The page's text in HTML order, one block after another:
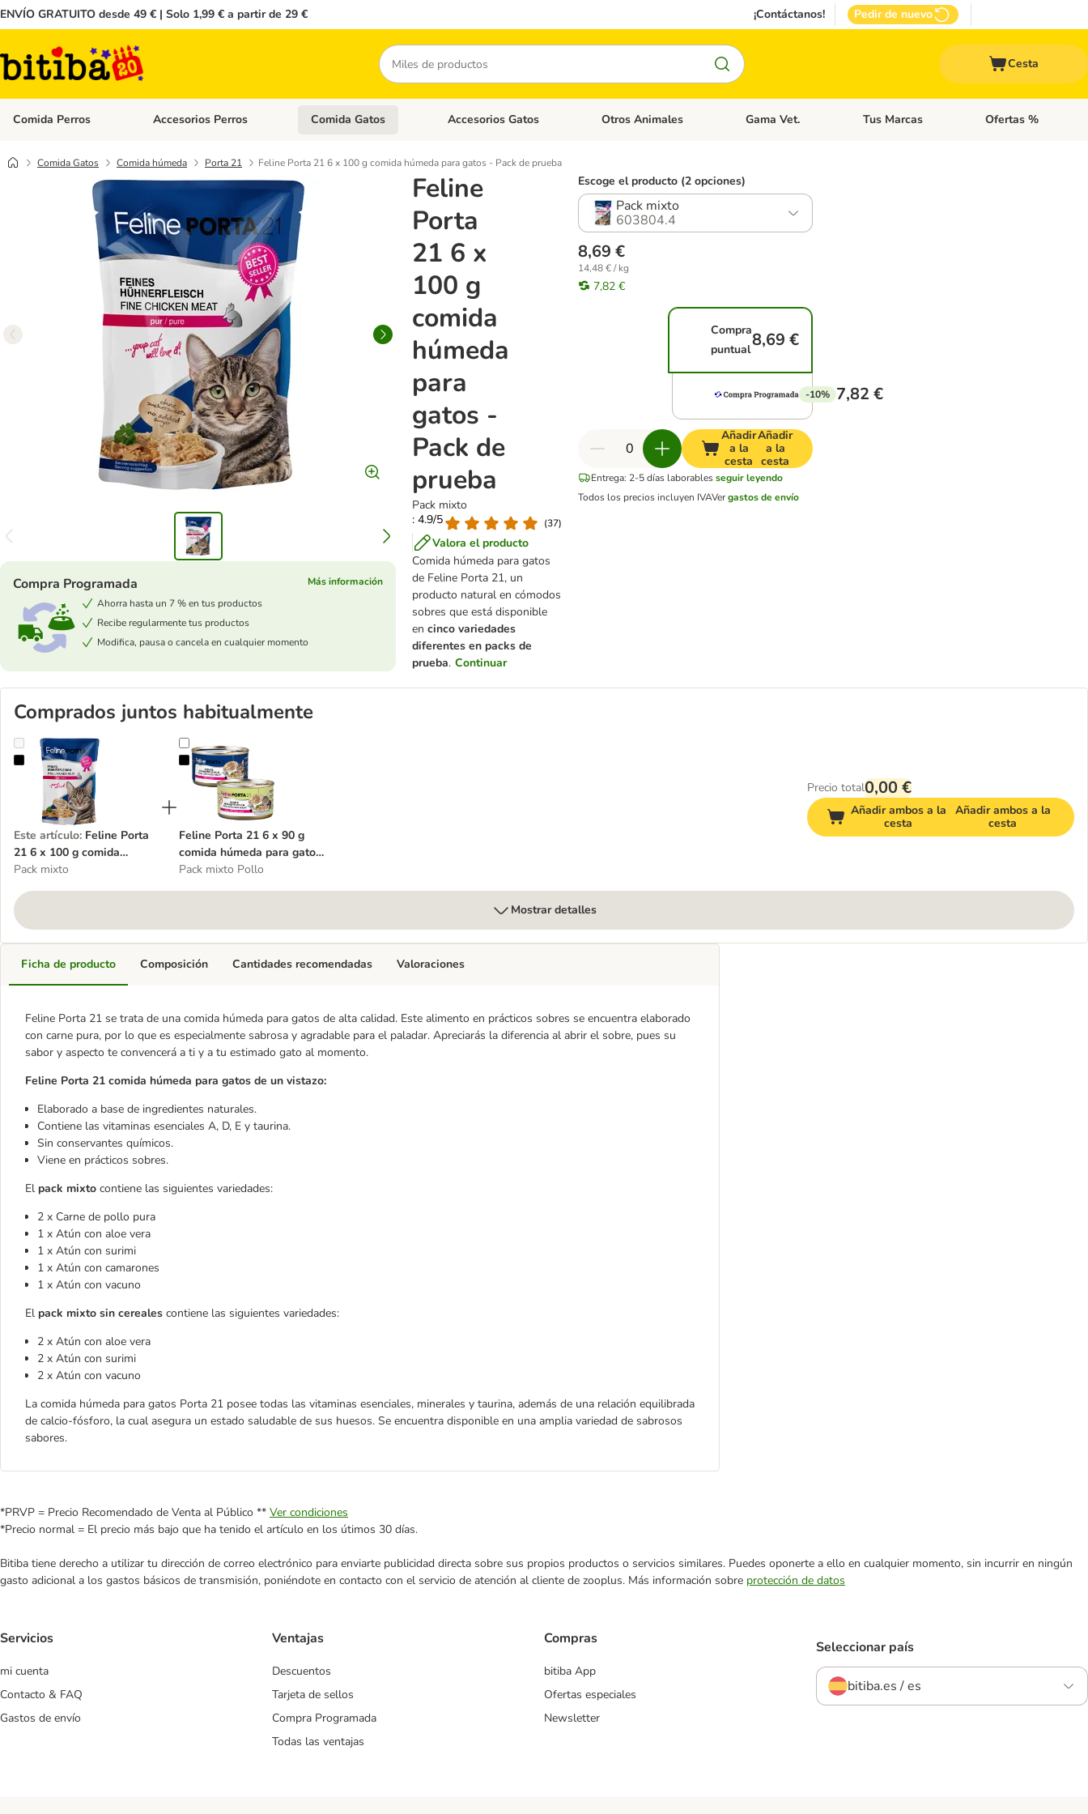
ENVÍO GRATUITO desde 49 € | Solo 1,99 € a partir de 29 € ¡Contáctanos! Pedir de nuevo
Buscar
Cesta
Comida Perros Menú de categoria abierto: Comida Perros
Accesorios Perros Menú de categoria abierto: Accesorios Perros
Comida Gatos Menú de categoria abierto: Comida Gatos
Accesorios Gatos Menú de categoria abierto: Accesorios Gatos
Otros Animales Menú de categoria abierto: Otros Animales
Gama Vet. Menú de categoria abierto: Gama Vet.
Tus Marcas Menú de categoria
Ofertas %
Comida Gatos Comida húmeda Porta 21 Feline Porta 21 6 x 100 g comida húmeda para gatos - Pack de prueba
Feline
Porta
21 6 x
100 g
comida
húmeda
para
gatos -
Pack de
prueba
Pack mixto
: 4.9/5
(37)
Valora el producto
Comida húmeda para gatos
de Feline Porta 21, un
producto natural en cómodos
sobres que está disponible
encinco variedades
diferentes en packs de
prueba. Continuar
Compra Programada
Más información
Ahorra hasta un 7 % en tus productos
Recibe regularmente tus productos
Modifica, pausa o cancela en cualquier momento
Escoge el producto (2 opciones)
Pack mixto
603804.4
8,69 €
14,48 € / kg
7,82 €
Compra
puntual8,69 €
-10% 7,82 €
Añadir
a la
cesta
Añadir
a la
cesta
Entrega: 2-5 días laborables seguir leyendo
Todos los precios incluyen IVAVergastos de envío
Comprados juntos habitualmente
Feline Porta 21 6 x 100 g comida húmeda para gatos - Pack de prueba
Este artículo: Feline Porta
21 6 x 100 g comida
húmeda para gatos - Pack
Pack mixto
Feline Porta 21 6 x 90 g comida húmeda para gatos - Pack de prueba
Feline Porta 21 6 x 90 g
comida húmeda para gatos
- Pack de prueba
Pack mixto Pollo
Precio total0,00 €
Añadir ambos a la
cesta
Añadir ambos a la
cesta
Mostrar detalles
Ficha de producto
Feline Porta 21 se trata de una comida húmeda para gatos de alta calidad. Este alimento en prácticos sobres se encuentra elaborado
con carne pura, por lo que es especialmente sabrosa y agradable para el paladar. Apreciarás la diferencia al abrir el sobre, pues su
sabor y aspecto te convencerá a ti y a tu estimado gato al momento.
Feline Porta 21 comida húmeda para gatos de un vistazo:
Elaborado a base de ingredientes naturales.
Contiene las vitaminas esenciales A, D, E y taurina.
Sin conservantes químicos.
Viene en prácticos sobres.
El pack mixto contiene las siguientes variedades:
2 x Carne de pollo pura
1 x Atún con aloe vera
1 x Atún con surimi
1 x Atún con camarones
1 x Atún con vacuno
El pack mixto sin cereales contiene las siguientes variedades:
2 x Atún con aloe vera
2 x Atún con surimi
2 x Atún con vacuno
La comida húmeda para gatos Porta 21 posee todas las vitaminas esenciales, minerales y taurina, además de una relación equilibrada
de calcio-fósforo, la cual asegura un estado saludable de sus huesos. Se encuentra disponible en una amplia variedad de sabrosos
sabores.
Composición Cantidades recomendadas Valoraciones
*PRVP = Precio Recomendado de Venta al Público ** Ver condiciones
*Precio normal = El precio más bajo que ha tenido el artículo en los útimos 30 días.
Bitiba tiene derecho a utilizar tu dirección de correo electrónico para enviarte publicidad directa sobre sus propios productos o servicios similares. Puedes oponerte a ello en cualquier momento, sin incurrir en ningún
gasto adicional a los gastos básicos de transmisión, poniéndote en contacto con el servicio de atención al cliente de zooplus. Más información sobre protección de datos
Servicios
mi cuenta
Contacto & FAQ
Gastos de envío
Ventajas
Descuentos
Tarjeta de sellos
Compra Programada
Todas las ventajas
Compras
bitiba App
Ofertas especiales
Newsletter
Seleccionar país
bitiba.es / es